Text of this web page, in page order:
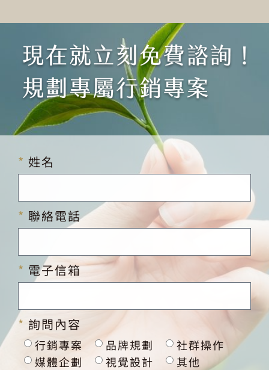
姓名
聯絡電話
電子信箱
詢問內容
行銷專案 品牌規劃
社群操作
媒體企劃
視覺設計 其他